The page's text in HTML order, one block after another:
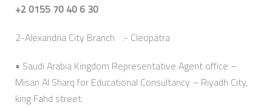
+2 0155 70 40 6 30
2-Alexandria City Branch :- Cleopatra
• Saudi Arabia Kingdom Representative Agent office –
Misan Al Sharq for Educational Consultancy – Riyadh City,
king Fahd street.